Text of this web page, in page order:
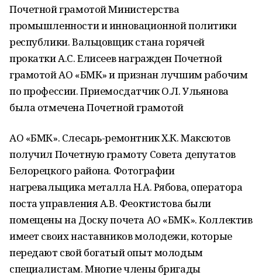
Почетной грамотой Министерства
промышленности и инновационной политики
республики. Вальцовщик стана горячей
прокатки А.С. Елисеев награжден Почетной
грамотой АО «БМК» и признан лучшим рабочим
по профессии. Приемосдатчик О.Л. Ульянова
была отмечена Почетной грамотой
АО «БМК». Слесарь-ремонтник Х.К. Максютов
получил Почетную грамоту Совета депутатов
Белорецкого района. Фотографии
нагревальщика металла Н.А. Рябова, оператора
поста управления А.В. Феоктистова были
помещены на Доску почета АО «БМК». Коллектив
имеет своих наставников молодежи, которые
передают свой богатый опыт молодым
специалистам. Многие члены бригады